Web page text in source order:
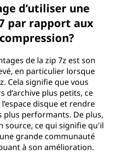
d’utiliser une
par rapport aux
de la zip 7z est son
en particulier lorsque
Cela signifie que vous
d’archive plus petits, ce
disque et rendre
performants. De plus,
source, ce qui signifie qu'il
grande communauté
à son amélioration.